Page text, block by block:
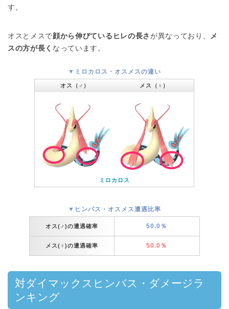
す。
オスとメスで顔から伸びているヒレの長さ が異なっており、 メ
スの方が長く なっています。
▼ミロカロス・オスメスの違い
オス（♂） メス（♀）
ミロカロス
▼ヒンバス・オスメス遭遇比率
オス(♂)の遭遇確率 50.0％
メス(♀)の遭遇確率 50.0％
対ダイマックスヒンバス・ダメージラ
ンキング